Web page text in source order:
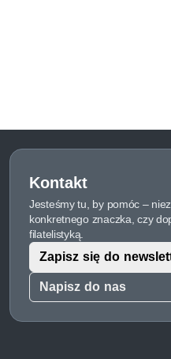
Kontakt
Jesteśmy tu, by pomóc –
konkretnego znaczka, czy
filatelistyką.
Napisz do nas
Zapisz się do